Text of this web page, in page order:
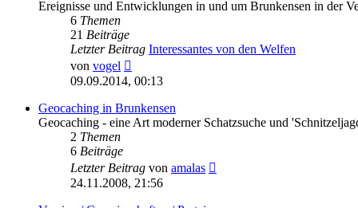
Ereignisse und Entwicklungen in und um Brunkensen in der
6 Themen
21 Beiträge
Letzter Beitrag Interessantes von den Welfen
von vogel
Beitrag
09.09.2014, 00:13
Geocaching in Brunkensen
Geocaching - eine Art moderner Schatzsuche und
2 Themen
6 Beiträge
Letzter Beitrag von amalas
24.11.2008, 21:56